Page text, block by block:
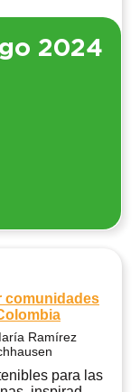
2024
comunidades
Ramírez
para las